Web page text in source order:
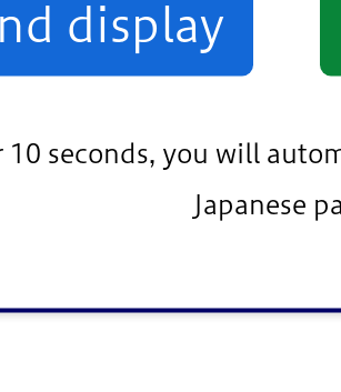
display
10 seconds, you will
Japanese